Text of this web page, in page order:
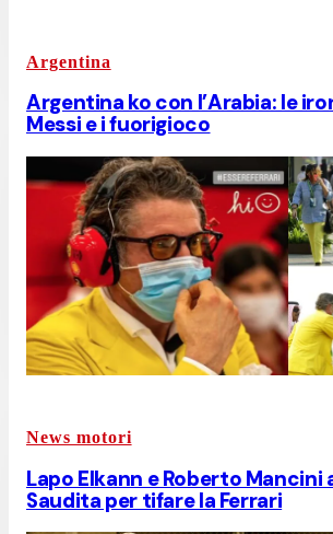
Argentina
Argentina ko con l’Arabia: le
Messi e i fuorigioco
News motori
Lapo Elkann e Roberto Mancini
Saudita per tifare la Ferrari